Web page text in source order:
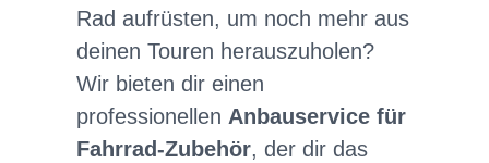
Rad aufrüsten, um noch mehr aus
deinen Touren herauszuholen?
Wir bieten dir einen
professionellenAnbauservice für
Fahrrad-Zubehör, der dir das